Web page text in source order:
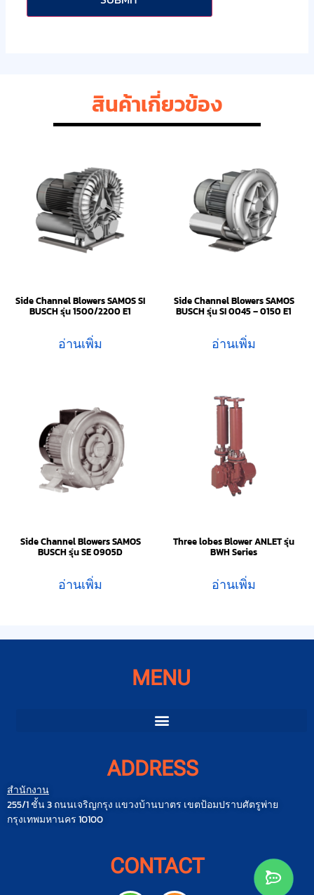
สินค้าเกี่ยวข้อง
Side Channel Blowers SAMOS SI
BUSCH รุ่น 1500/2200 E1
อ่านเพิ่ม
Side Channel Blowers SAMOS
BUSCH รุ่น SI 0045 – 0150 E1
อ่านเพิ่ม
Side Channel Blowers SAMOS
BUSCH รุ่น SE 0905D
อ่านเพิ่ม
Three lobes Blower ANLET รุ่น
BWH Series
อ่านเพิ่ม
MENU
ADDRESS
สำนักงาน
255/1 ชั้น 3 ถนนเจริญกรุง แขวงบ้านบาตร เขตป้อมปราบศัตรูพ่าย
กรุงเทพมหานคร 10100
CONTACT